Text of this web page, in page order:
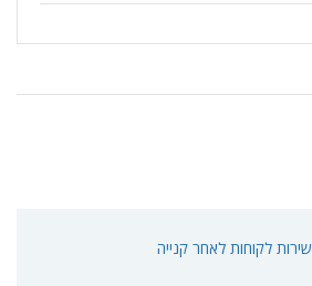
שירות לקוחות לאחר קנייה